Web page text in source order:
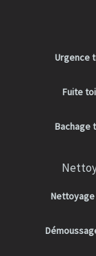
Urgence
Fuite
Bachage
Nettoyage